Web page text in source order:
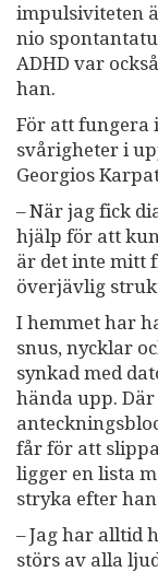
impulsiviteten
nio
ADHD var
han.
För att fungera
svårigheter i
Georgios
– När jag fick
hjälp för att
är det inte mitt
överjävlig
I hemmet har
snus, nycklar
synkad med
hända upp.
får för att
ligger en lista
stryka efter
– Jag har alltid
störs av alla